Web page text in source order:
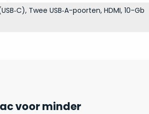
Twee USB‑A-poorten, HDMI, 10-Gb
voor minder